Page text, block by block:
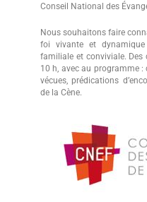
Conseil National des
Nous souhaitons faire
foi vivante et
familiale et conviviale.
10 h, avec au programme :
vécues, prédications
de la Cène.